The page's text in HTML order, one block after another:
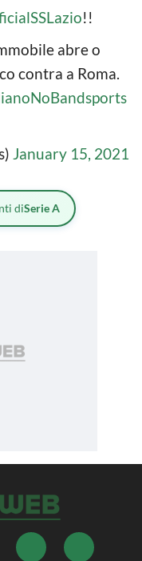
!!
abre o
contra a Roma.
January 15, 2021
diSerie A